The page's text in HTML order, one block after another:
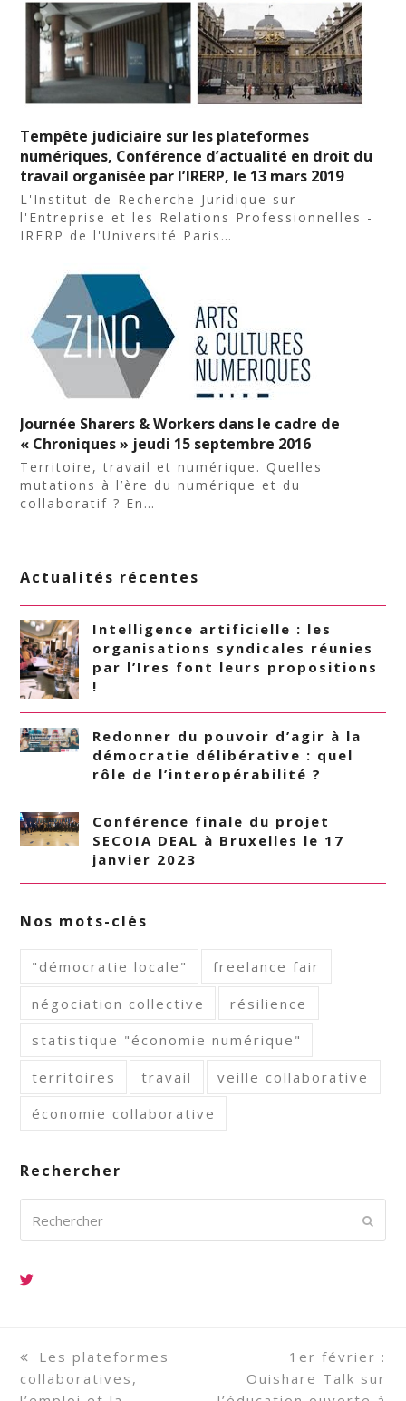
Tempête judiciaire sur les plateformes
numériques, Conférence d’actualité en droit du
travail organisée par l’IRERP, le 13 mars 2019
L'Institut de Recherche Juridique sur
l'Entreprise et les Relations Professionnelles -
IRERP de l'Université Paris…
Journée Sharers & Workers dans le cadre de
« Chroniques » jeudi 15 septembre 2016
Territoire, travail et numérique. Quelles
mutations à l’ère du numérique et du
collaboratif ? En…
Actualités récentes
Intelligence artificielle : les
organisations syndicales réunies
par l’Ires font leurs propositions
!
Redonner du pouvoir d’agir à la
démocratie délibérative : quel
rôle de l’interopérabilité ?
Conférence finale du projet
SECOIA DEAL à Bruxelles le 17
janvier 2023
Nos mots-clés
"démocratie locale" freelance fair
négociation collective résilience
statistique "économie numérique"
territoires travail veille collaborative
économie collaborative
Rechercher
previous
post:
Les plateformes
collaboratives,
next
post:
1er février :
Ouishare Talk sur